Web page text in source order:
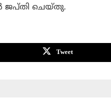
ജപ്തി ചെയ്തു.
Tweet